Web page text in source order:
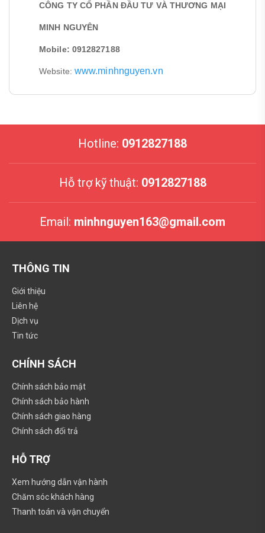
CÔNG TY CỔ PHẦN ĐẦU TƯ VÀ THƯƠNG MẠI
MINH NGUYÊN
Mobile: 0912827188
Website: www.minhnguyen.vn
Hotline: 0912827188
Hỗ trợ kỹ thuật: 0912827188
Email: minhnguyen163@gmail.com
THÔNG TIN
Giới thiệu
Liên hệ
Dịch vụ
Tin tức
CHÍNH SÁCH
Chính sách bảo mật
Chính sách bảo hành
Chính sách giao hàng
Chính sách đổi trả
HỖ TRỢ
Xem hướng dẫn vận hành
Chăm sóc khách hàng
Thanh toán và vận chuyển